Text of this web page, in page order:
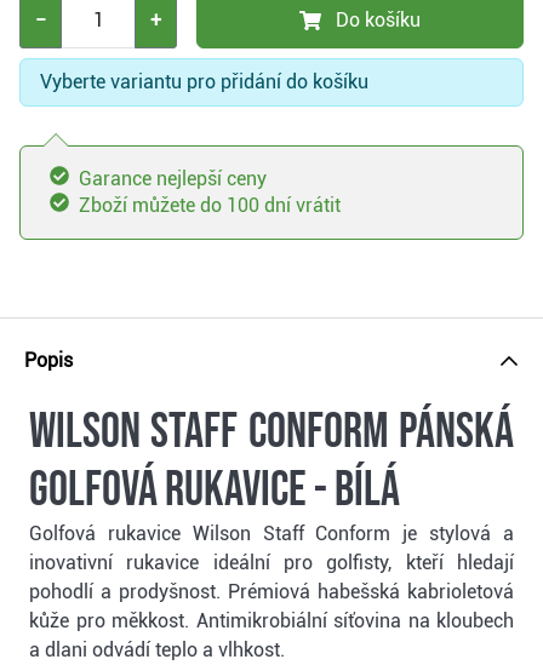
− + Do košíku
Vyberte variantu pro přidání do košíku
Garance nejlepší ceny
Zboží můžete do 100 dní vrátit
Popis
Wilson Staff Conform pánská
golfová rukavice - bílá
Golfová rukavice Wilson Staff Conform je stylová a
inovativní rukavice ideální pro golfisty, kteří hledají
pohodlí a prodyšnost. Prémiová habešská kabrioletová
kůže pro měkkost. Antimikrobiální síťovina na kloubech
a dlani odvádí teplo a vlhkost.